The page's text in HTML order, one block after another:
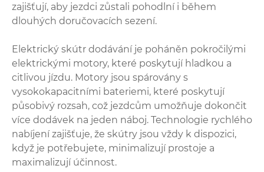
zajišťují, aby jezdci zůstali pohodlní i během
dlouhých doručovacích sezení.
Elektrický skútr dodávání je poháněn pokročilými
elektrickými motory, které poskytují hladkou a
citlivou jízdu. Motory jsou spárovány s
vysokokapacitními bateriemi, které poskytují
působivý rozsah, což jezdcům umožňuje dokončit
více dodávek na jeden náboj. Technologie rychlého
nabíjení zajišťuje, že skútry jsou vždy k dispozici,
když je potřebujete, minimalizují prostoje a
maximalizují účinnost.